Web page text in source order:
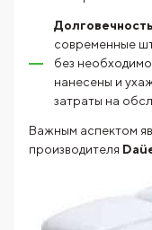
современные
без
нанесены и
затраты на
Важным аспектом
производителя